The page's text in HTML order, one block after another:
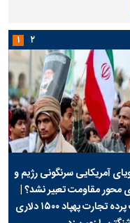
آمریکایی سرنگونی رژیم و
محور مقاومت تعبیر نشد؟ |
پشت پرده تجارت پهپاد‌ ۱۵۰۰ دلاری
۱ ۲